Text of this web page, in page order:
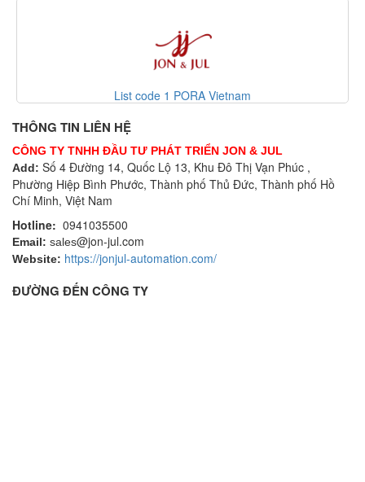
List code 1 PORA Vietnam
THÔNG TIN LIÊN HỆ
CÔNG TY TNHH ĐẦU TƯ PHÁT TRIỂN JON & JUL
Add: Số 4 Đường 14, Quốc Lộ 13, Khu Đô Thị Vạn Phúc ,
Phường Hiệp Bình Phước, Thành phố Thủ Đức, Thành phố Hồ
Chí Minh, Việt Nam
Hotline: 0941035500
Email: sales@jon-jul.com
Website: https://jonjul-automation.com/
ĐƯỜNG ĐẾN CÔNG TY